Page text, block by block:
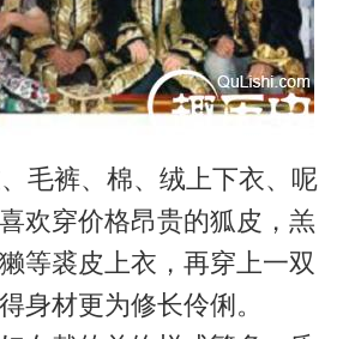
毛裤、棉、绒上下衣、呢
欢穿价格昂贵的狐皮，羔
等裘皮上衣，再穿上一双
身材更为修长伶俐。